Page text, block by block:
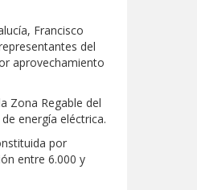
Francisco
del
aprovechamiento
Zona Regable del
energía eléctrica.
por
entre 6.000 y